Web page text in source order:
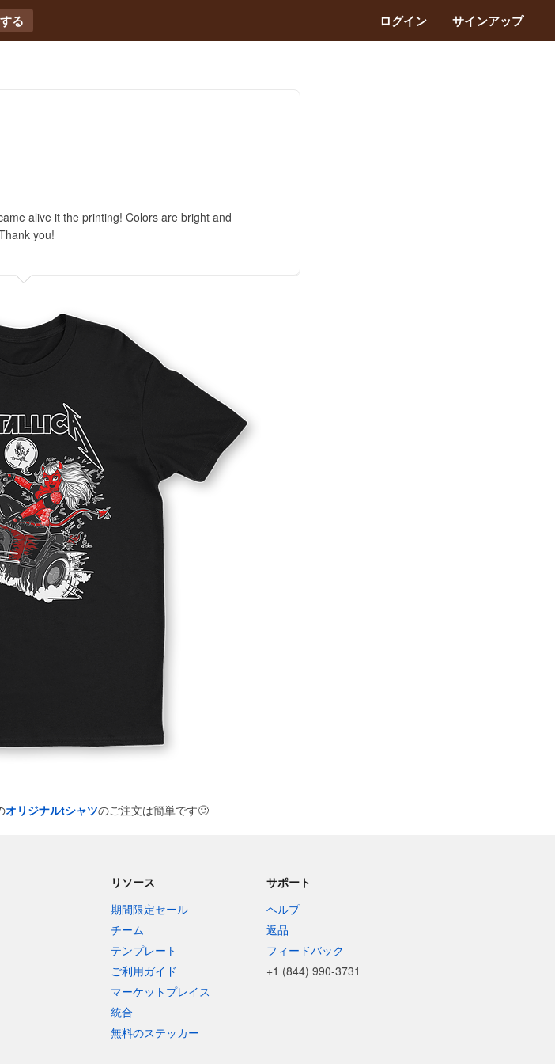
る ログイン サインアップ
alive it the printing! Colors are bright and
you!
オリジナルtシャツのご注文は簡単です🙂
リソース
期間限定セール
チーム
テンプレート
ご利用ガイド
マーケットプレイス
統合
無料のステッカー
サポート
ヘルプ
返品
フィードバック
+1 (844) 990-3731